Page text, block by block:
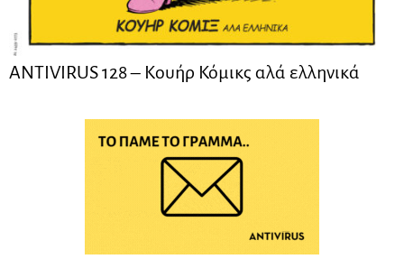
ANTIVIRUS 128 – Kουήρ Κόμικς αλά ελληνικά